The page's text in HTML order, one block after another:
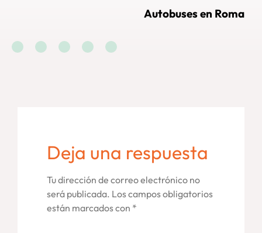
Deja una respuesta
Tu dirección de correo electrónico no
será publicada. Los campos obligatorios
están marcados con *